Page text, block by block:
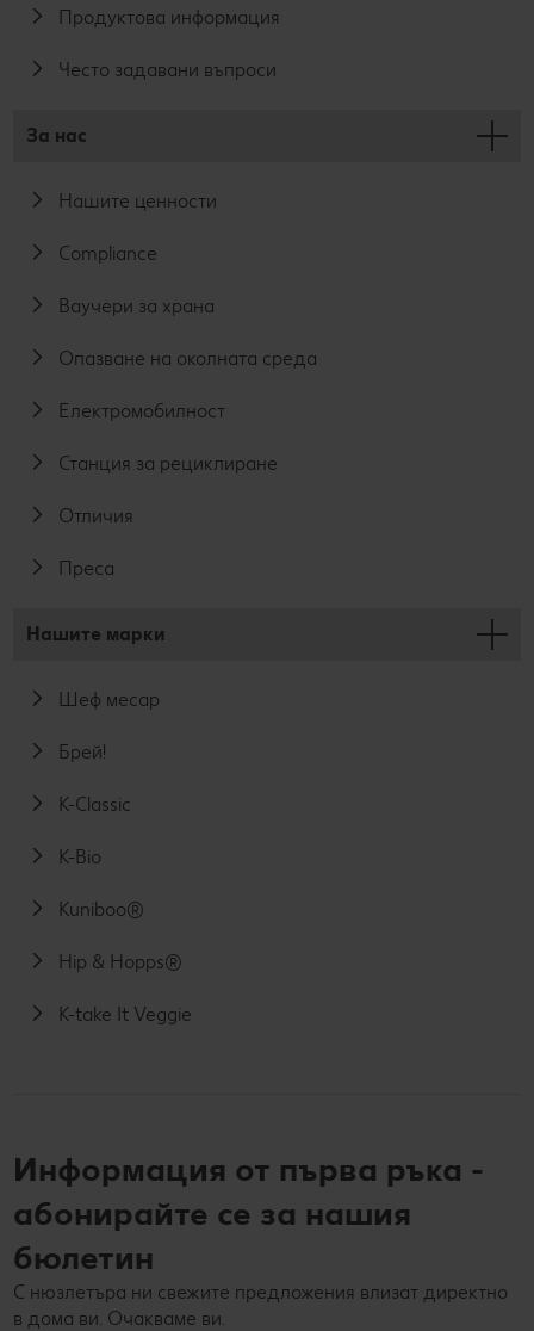
Продуктова информация
Често задавани въпроси
За нас
Нашите ценности
Compliance
Ваучери за храна
Опазване на околната среда
Електромобилност
Станция за рециклиране
Отличия
Преса
Нашите марки
Шеф месар
Брей!
K-Classic
K-Bio
Kuniboo®
Hip & Hopps®
K-take It Veggie
Информация от първа ръка -
абонирайте се за нашия
бюлетин
С нюзлетъра ни свежите предложения влизат директно
в дома ви. Очакваме ви.